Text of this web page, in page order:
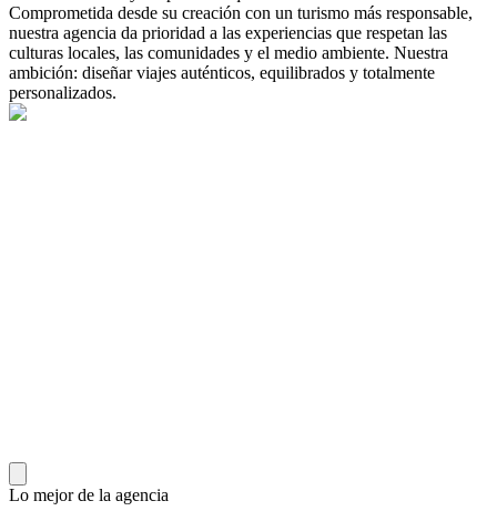
Comprometida desde su creación con un turismo más responsable,
nuestra agencia da prioridad a las experiencias que respetan las
culturas locales, las comunidades y el medio ambiente. Nuestra
ambición: diseñar viajes auténticos, equilibrados y totalmente
personalizados.
Lo mejor de la agencia